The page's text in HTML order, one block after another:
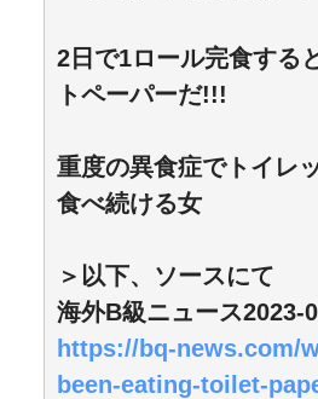
2日で1ロール完食する
トペーパーだ!!!
重度の異食症でトイレ
食べ続ける女
＞以下、ソースにて
海外B級ニュース2023-
https://bq-news.com/
been-eating-toilet-